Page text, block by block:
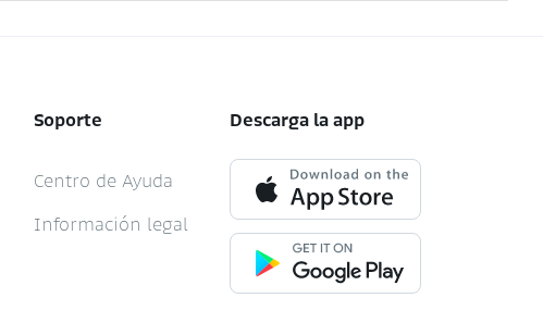
Soporte
Centro de Ayuda
Información legal
Descarga la app